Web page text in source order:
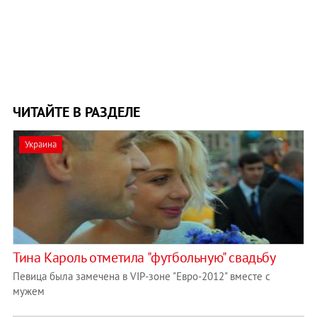
ЧИТАЙТЕ В РАЗДЕЛЕ
Украина
Тина Кароль отметила "футбольную" свадьбу
Певица была замечена в VIP-зоне "Евро-2012" вместе с
мужем